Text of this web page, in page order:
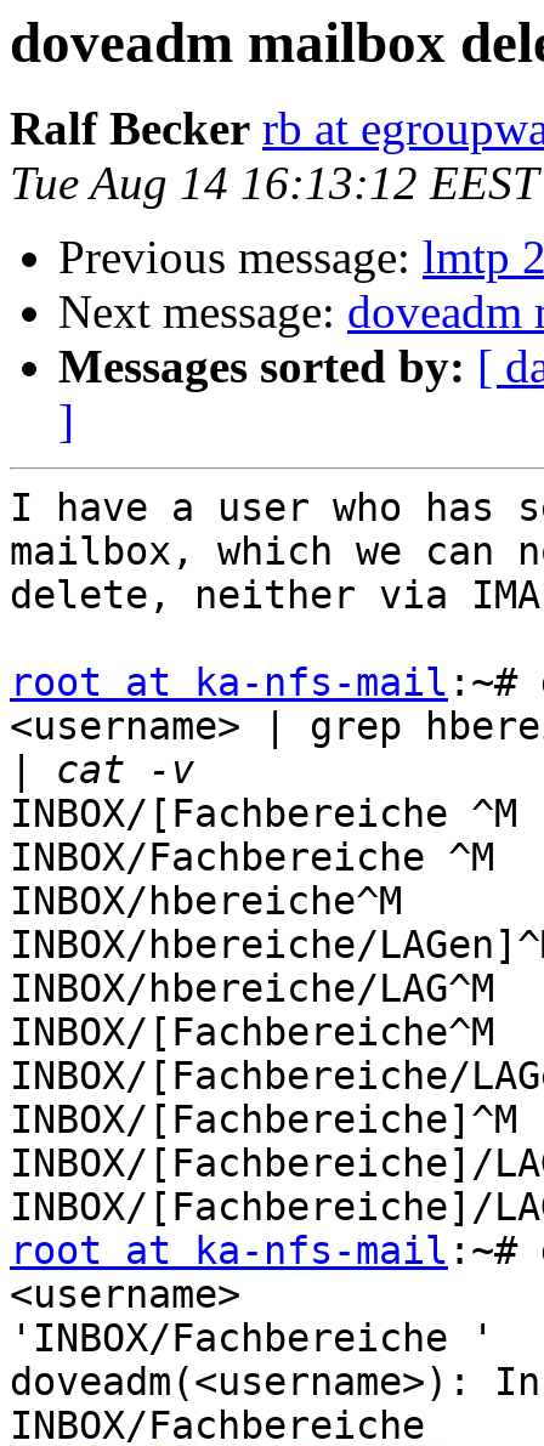
doveadm mailbox
Ralf Becker rb at
Tue Aug 14 16:13:12
Previous message: lmtp
Next message: doveadm
Messages sorted by: [
]
I have a user who
mailbox, which we can
delete, neither via
root at ka-nfs-mail :~#
<username> | grep
INBOX/[Fachbereiche ^M
INBOX/Fachbereiche ^M
INBOX/hbereiche^M
INBOX/hbereiche/
INBOX/hbereiche/LAG^M
INBOX/[Fachbereiche^M
INBOX/[Fachbereiche/
INBOX/[Fachbereiche]^M
INBOX/[Fachbereiche]/
root at ka-nfs-mail :~#
<username>
'INBOX/Fachbereiche '